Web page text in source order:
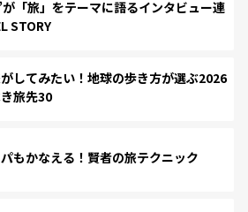
「旅」をテーマに語るインタビュー連
STORY
してみたい！地球の歩き方が選ぶ2026
旅先30
もかなえる！賢者の旅テクニック